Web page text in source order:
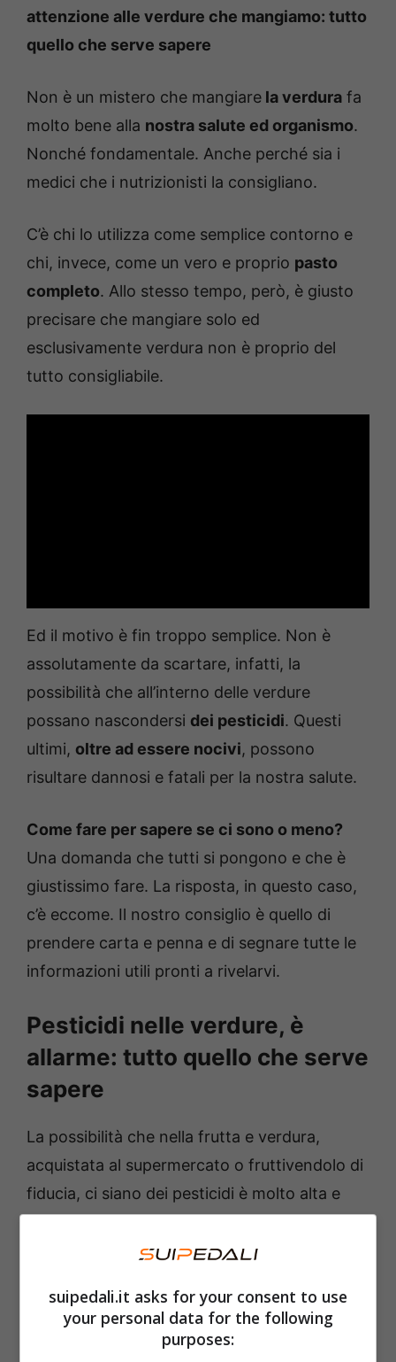
attenzione alle verdure che mangiamo: tutto
quello che serve sapere
Non è un mistero che mangiare la verdura fa
molto bene alla nostra salute ed organismo.
Nonché fondamentale. Anche perché sia i
medici che i nutrizionisti la consigliano.
C’è chi lo utilizza come semplice contorno e
chi, invece, come un vero e proprio pasto
completo. Allo stesso tempo, però, è giusto
precisare che mangiare solo ed
esclusivamente verdura non è proprio del
tutto consigliabile.
Ed il motivo è fin troppo semplice. Non è
assolutamente da scartare, infatti, la
possibilità che all’interno delle verdure
possano nascondersi dei pesticidi. Questi
ultimi, oltre ad essere nocivi, possono
risultare dannosi e fatali per la nostra salute.
Come fare per sapere se ci sono o meno?
Una domanda che tutti si pongono e che è
giustissimo fare. La risposta, in questo caso,
c’è eccome. Il nostro consiglio è quello di
prendere carta e penna e di segnare tutte le
informazioni utili pronti a rivelarvi.
Pesticidi nelle verdure, è
allarme: tutto quello che serve
sapere
La possibilità che nella frutta e verdura,
acquistata al supermercato o fruttivendolo di
fiducia, ci siano dei pesticidi è molto alta e
non è assolutamenteda sottovalutare.
Soprattutto se riguarda la nostra salute ed
che porta la firma di “Legambiente“, con
l’importante collaborazione di
suipedali.it asks for your consent to use
your personal data for the following
purposes: